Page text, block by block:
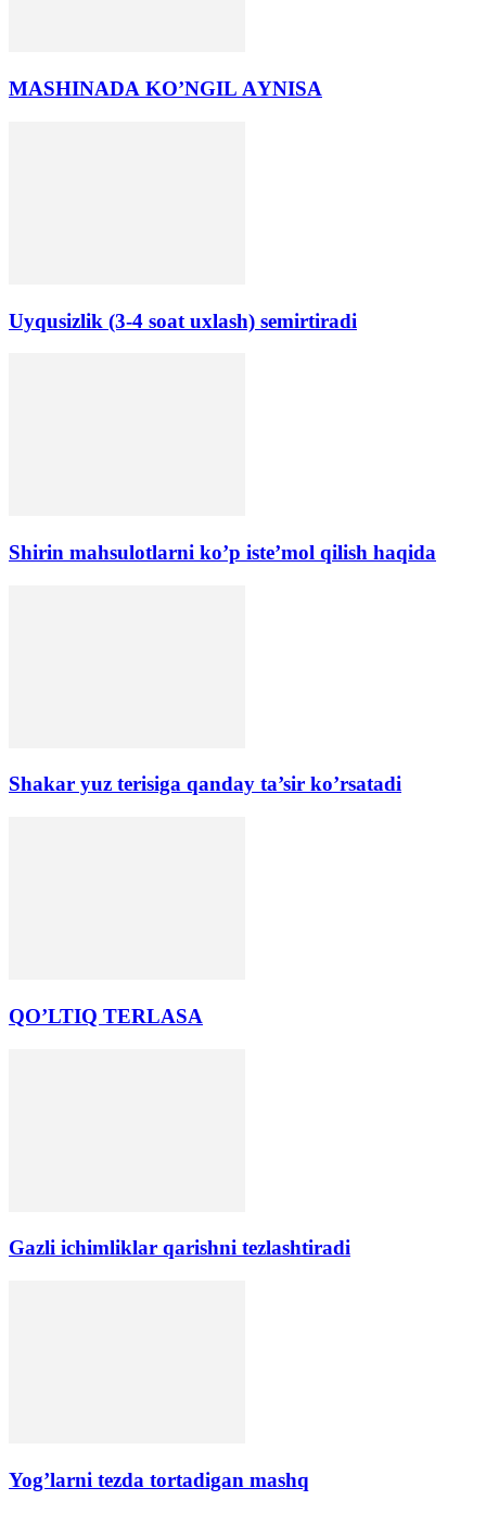
MАSHINАDА KO’NGIL АYNISА
Uyqusizlik (3-4 soat uxlash) semirtiradi
Shirin mahsulotlarni ko’p iste’mol qilish haqida
Shakar yuz terisiga qanday ta’sir koʼrsatadi
QO’LTIQ TERLАSА
Gazli ichimliklar qarishni tezlashtiradi
Yog’larni tezda tortadigan mashq